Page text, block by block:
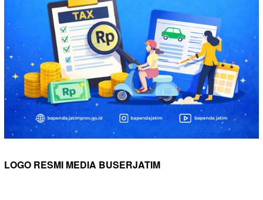
LOGO RESMI MEDIA BUSERJATIM